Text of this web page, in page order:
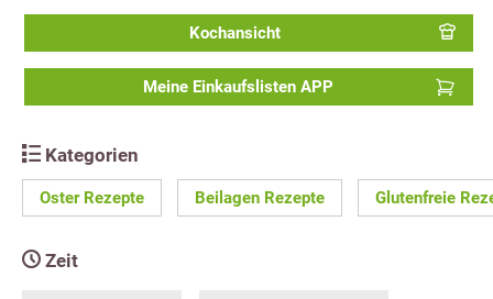
Kochansicht
Meine Einkaufslisten APP
Kategorien
Oster Rezepte Beilagen Rezepte Glutenfreie
Zeit